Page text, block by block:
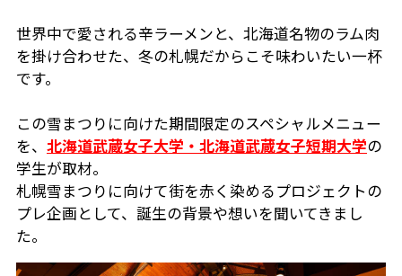
世界中で愛される辛ラーメンと、北海道名物のラム肉
を掛け合わせた、冬の札幌だからこそ味わいたい一杯
です。
この雪まつりに向けた期間限定のスペシャルメニュー
を、 北海道武蔵女子大学・北海道武蔵女子短期大学の
学生が取材。
札幌雪まつりに向けて街を赤く染めるプロジェクトの
プレ企画として、誕生の背景や想いを聞いてきまし
た。